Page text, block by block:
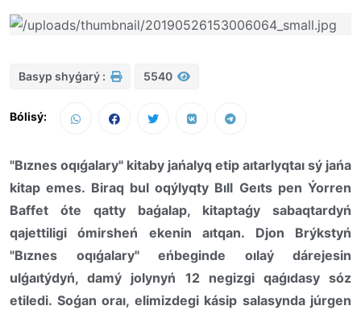
Basyp shyǵarý : 5540
Bólisý:
"Bıznes oqıǵalary" kitaby jańalyq etip aıtarlyqtaı sý jańa
kitap emes. Biraq bul oqýlyqty Bıll Geıts pen Ýorren
Baffet óte qatty baǵalap, kitaptaǵy sabaqtardyń
qajettiligi ómirsheń ekenin aıtqan. Djon Brýkstyń
"Bıznes oqıǵalary" eńbeginde oılaý dárejesin
ulǵaıtýdyń, damý jolynyń 12 negizgi qaǵıdasy sóz
etiledi. Soǵan oraı, elimizdegi kásip salasynda júrgen